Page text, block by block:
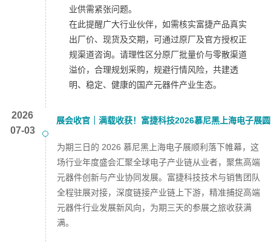
业供需紧张问题。
在此提醒广大行业伙伴，如需核实富捷产品真实
出厂价、现货及交期，可通过原厂及官方授权正
规渠道咨询。请理性区分原厂批量价与零散渠道
溢价，合理规划采购，规避行情风险，共建透
明、稳定、健康的国产元器件产业生态。
2026
07-03
展会收官｜满载收获！富捷科技2026慕尼黑上海电子展圆
为期三日的 2026 慕尼黑上海电子展顺利落下帷幕，这
场行业年度盛会汇聚全球电子产业链从业者，聚焦高端
元器件创新与产业协同发展。富捷科技技术与销售团队
全程驻展对接，深度链接产业链上下游，精准捕捉高端
元器件行业发展新风向，为期三天的参展之旅收获满
满。